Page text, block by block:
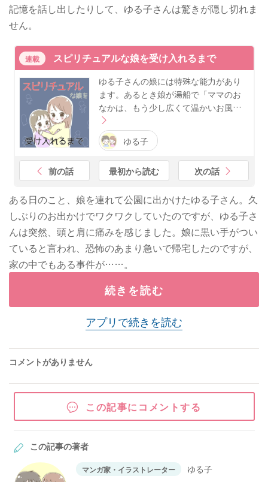
記憶を話し出したりして、ゆる子さんは驚きが隠し切れま
せん。
連載 スピリチュアルな娘を受け入れるまで
ゆる子さんの娘には特殊な能力があり
ます。あるとき娘が湯船で「ママのお
なかは、もう少し広くて温かいお風…
ゆる子
前の話 最初から読む 次の話
ある日のこと、娘を連れて公園に出かけたゆる子さん。久
しぶりのお出かけでワクワクしていたのですが、ゆる子さ
んは突然、頭と肩に痛みを感じました。娘に黒い手がつい
ていると言われ、恐怖のあまり急いで帰宅したのですが、
家の中でもある事件が……。
続きを読む
アプリで続きを読む
コメントがありません
この記事にコメントする
この記事の著者
マンガ家・イラストレーター ゆる子